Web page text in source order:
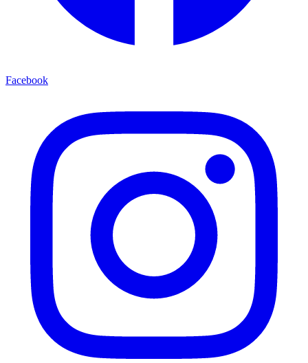
Facebook